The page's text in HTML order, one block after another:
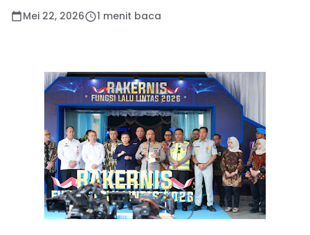
Mei 22, 2026 1 menit baca